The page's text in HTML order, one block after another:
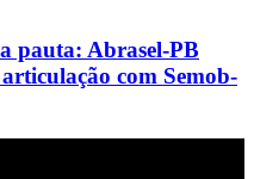
pauta: Abrasel-PB
com Semob-